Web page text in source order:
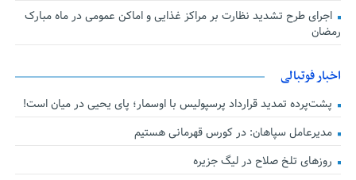
اجرای طرح تشدید نظارت بر مراکز غذایی و اماکن عمومی در ماه مبارک
رمضان
اخبار فوتبالی
پشت‌پرده تمدید قرارداد پرسپولیس با اوسمار؛ پای یحیی در میان است!
مدیرعامل سپاهان: در کورس قهرمانی هستیم
روزهای تلخ صلاح در لیگ جزیره